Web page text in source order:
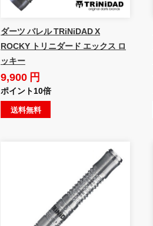
ダーツ バレル TRiNiDAD X
ROCKY トリニダード エックス ロ
ッキー
9,900 円
ポイント10倍
送料無料